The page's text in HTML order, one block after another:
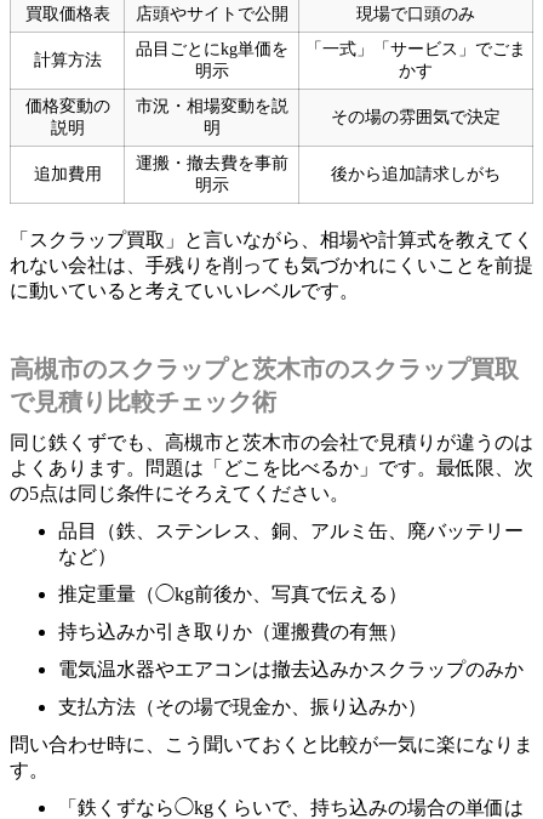
買取価格表
店頭やサイトで公開 現場で口頭のみ
計算方法
品目ごとにkg単価を
明示
「一式」「サービス」でごま
かす
価格変動の
説明
市況・相場変動を説
明
その場の雰囲気で決定
追加費用
運搬・撤去費を事前
明示
後から追加請求しがち
「スクラップ買取」と言いながら、相場や計算式を教えてく
れない会社は、手残りを削っても気づかれにくいことを前提
に動いていると考えていいレベルです。
高槻市のスクラップと茨木市のスクラップ買取
で見積り比較チェック術
同じ鉄くずでも、高槻市と茨木市の会社で見積りが違うのは
よくあります。問題は「どこを比べるか」です。最低限、次
の5点は同じ条件にそろえてください。
品目（鉄、ステンレス、銅、アルミ缶、廃バッテリー
など）
推定重量（◯kg前後か、写真で伝える）
持ち込みか引き取りか（運搬費の有無）
電気温水器やエアコンは撤去込みかスクラップのみか
支払方法（その場で現金か、振り込みか）
問い合わせ時に、こう聞いておくと比較が一気に楽になりま
す。
「鉄くずなら◯kgくらいで、持ち込みの場合の単価は